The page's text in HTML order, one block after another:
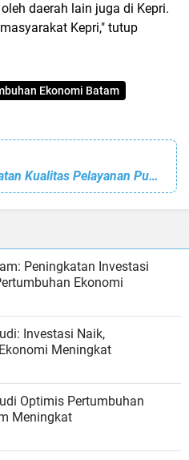
daerah lain juga di Kepri.
Kepri," tutup
Ekonomi Batam
Upaya Wujudkan Peningkatan Kualitas Pelayanan Publik, BP Batam - Ombudsman RI Gelar FGD
Peningkatan Investasi
Ekonomi
Investasi Naik,
Meningkat
Optimis Pertumbuhan
Meningkat